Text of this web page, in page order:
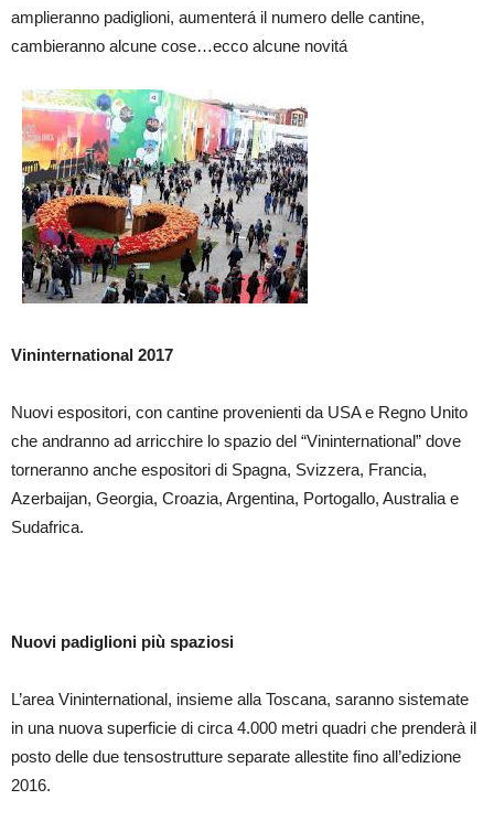
amplieranno padiglioni, aumenterá il numero delle cantine,
cambieranno alcune cose…ecco alcune novitá
Vininternational 2017
Nuovi espositori, con cantine provenienti da USA e Regno Unito
che andranno ad arricchire lo spazio del “Vininternational” dove
torneranno anche espositori di Spagna, Svizzera, Francia,
Azerbaijan, Georgia, Croazia, Argentina, Portogallo, Australia e
Sudafrica.
Nuovi padiglioni più spaziosi
L’area Vininternational, insieme alla Toscana, saranno sistemate
in una nuova superficie di circa 4.000 metri quadri che prenderà il
posto delle due tensostrutture separate allestite fino all’edizione
2016.